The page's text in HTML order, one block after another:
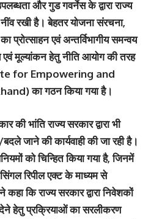
और गुड गवर्नेस के द्वारा राज्य
रखी है। बेहतर योजना संरचना,
का प्रोत्साहन एवं अन्तर्विभागीय समन्वय
मूल्यांकन हेतु नीति आयोग की तरह
for Empowering and
का गठन किया गया है।
की भांति राज्य सरकार द्वारा भी
जाने की कार्यवाही की जा रही है।
को चिन्हित किया गया है, जिनमें
रिपील एक्ट के माध्यम से
कहा कि राज्य सरकार द्वारा निवेशकों
हेतु प्रक्रियाओं का सरलीकरण